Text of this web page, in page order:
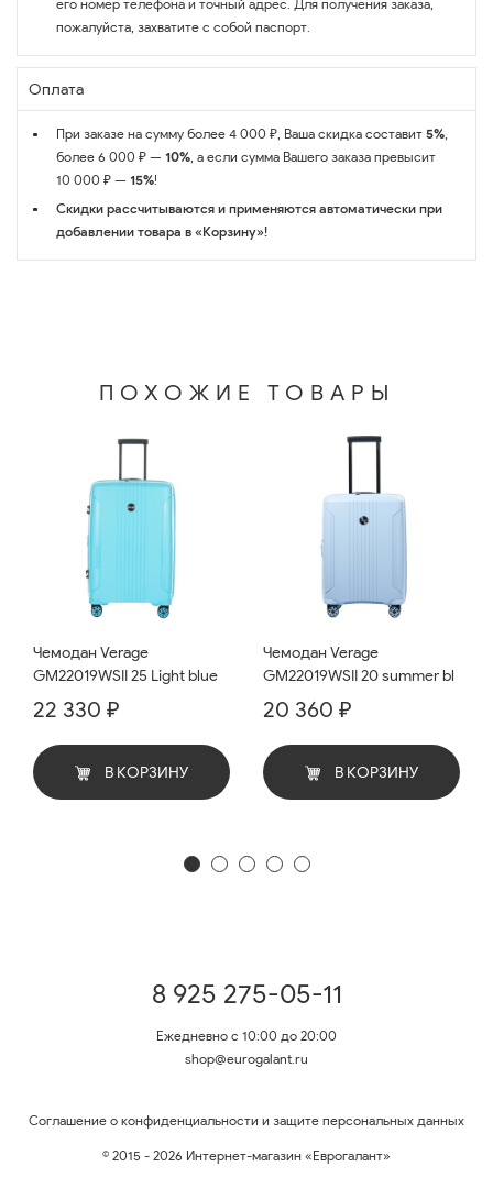
его номер телефона и точный адрес. Для получения заказа,
пожалуйста, захватите с собой паспорт.
Оплата
При заказе на сумму более 4 000 ₽, Ваша скидка составит 5%,
более 6 000 ₽ — 10%, а если сумма Вашего заказа превысит
10 000 ₽ — 15%!
Скидки рассчитываются и применяются автоматически при
добавлении товара в «Корзину»!
ПОХОЖИЕ ТОВАРЫ
Чемодан Verage
GM22019WSII 25 Light blue
22 330 ₽
В КОРЗИНУ
Чемодан Verage
GM22019WSII 20 summer bl
20 360 ₽
В КОРЗИНУ
8 925 275-05-11
Ежедневно с 10:00 до 20:00
shop@eurogalant.ru
Соглашение о конфиденциальности и защите персональных данных
© 2015 - 2026 Интернет-магазин «Еврогалант»